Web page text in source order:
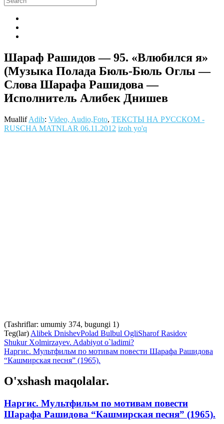
Шараф Рашидов — 95. «Влюбился я»
(Музыка Полада Бюль-Бюль Оглы —
Слова Шарафа Рашидова —
Исполнитель Алибек Днишев
MuallifAdib: Video, Audio,Foto, ТЕКСТЫ НА РУССКОМ -
RUSCHA MATNLAR 06.11.2012 izoh yo'q
(Tashriflar: umumiy 374, bugungi 1)
Teg(lar) Alibek DnishevPolad Bulbul OgliSharof Rasidov
Shukur Xolmirzayev. Adabiyot o`ladimi?
Наргис. Мультфильм по мотивам повести Шарафа Рашидова
“Кашмирская песня” (1965).
O'xshash maqolalar.
Наргис. Мультфильм по мотивам повести
Шарафа Рашидова “Кашмирская песня” (1965).